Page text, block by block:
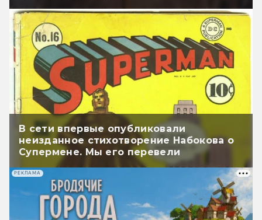
В сети впервые опубликовали
неизданное стихотворение Набокова о
Супермене. Мы его перевели
РЕКЛАМА